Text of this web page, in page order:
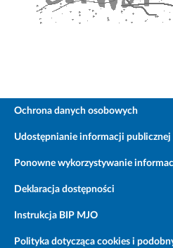
Ochrona danych osobowych
Udostępnianie informacji publicznej
Ponowne wykorzystywanie
Deklaracja dostępności
Instrukcja BIP MJO
Polityka dotycząca cookies i